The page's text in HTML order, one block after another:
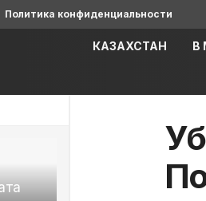
Политика конфиденциальности
КАЗАХСТАН В